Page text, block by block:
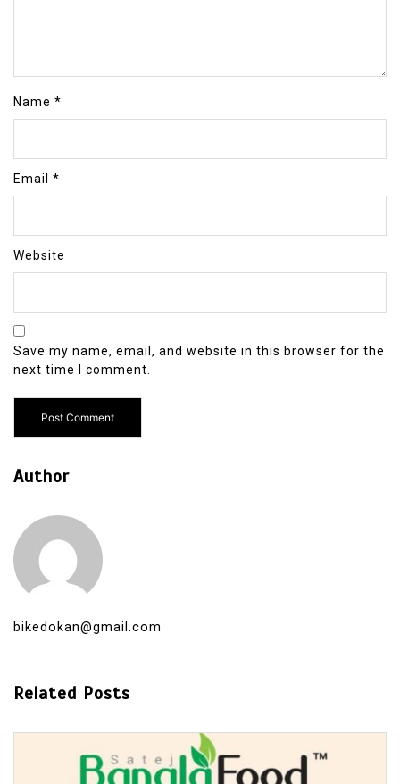
Name *
Email *
Website
Save my name, email, and website in this browser for the
next time I comment.
Author
bikedokan@gmail.com
Related Posts